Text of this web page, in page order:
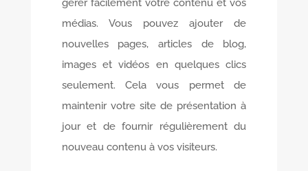
gérer facilement votre contenu et vos
médias. Vous pouvez ajouter de
nouvelles pages, articles de blog,
images et vidéos en quelques clics
seulement. Cela vous permet de
maintenir votre site de présentation à
jour et de fournir régulièrement du
nouveau contenu à vos visiteurs.